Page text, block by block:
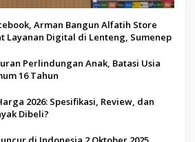
Arman Bangun Alfatih Store
Layanan Digital di Lenteng, Sumenep
Perlindungan Anak, Batasi Usia
16 Tahun
2026: Spesifikasi, Review, dan
Dibeli?